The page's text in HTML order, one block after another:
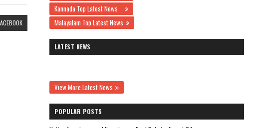
Kannada Top Latest News
Malayalam Top Latest News
LATEST NEWS
View More Latest News
POPULAR POSTS